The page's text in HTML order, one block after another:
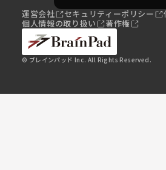
運営会社 セキュリティーポリシー
個人情報の取り扱い
著作権
© ブレインパッド Inc. All Rights Reserved.